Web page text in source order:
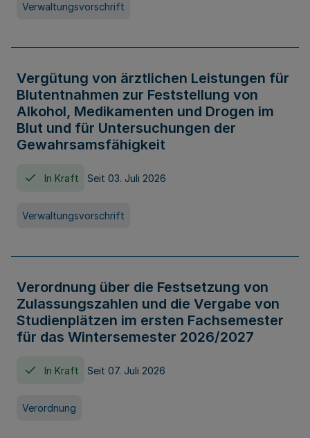
Verwaltungsvorschrift
Vergütung von ärztlichen Leistungen für
Blutentnahmen zur Feststellung von
Alkohol, Medikamenten und Drogen im
Blut und für Untersuchungen der
Gewahrsamsfähigkeit
In Kraft Seit 03. Juli 2026
Verwaltungsvorschrift
Verordnung über die Festsetzung von
Zulassungszahlen und die Vergabe von
Studienplätzen im ersten Fachsemester
für das Wintersemester 2026/2027
In Kraft Seit 07. Juli 2026
Verordnung